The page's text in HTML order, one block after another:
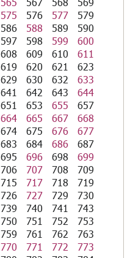
575 576 577
579
586 588 589
590
597 598 599
600
608 609 610
611
619 620 621
623
629 630 632
633
641 642 643
644
651 653 655
657
664 665 667
668
674 675 676
677
683 684 686
687
695 696 698
699
706 707 708
709
715 717 718
719
726 727 729
730
739 740 741
743
750 751 752
753
759 761 762
763
770 771 772
773